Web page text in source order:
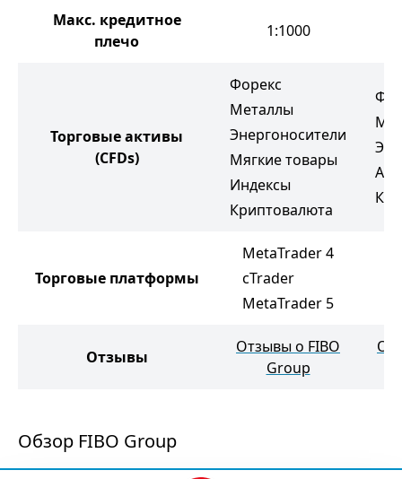
Макс. кредитное
плечо
1:1000
Торговые активы
(CFDs)
Форекс
Металлы
Энергоносители
Мягкие товары
Индексы
Криптовалюта
Торговые платформы
MetaTrader 4
cTrader
MetaTrader 5
Отзывы
Отзывы о FIBO
Group
Обзор FIBO Group